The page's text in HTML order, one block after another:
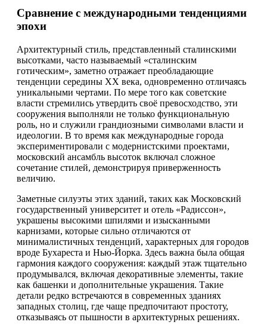
Сравнение с международными тенденциями
эпохи
Архитектурный стиль, представленный сталинскими
высотками, часто называемый «сталинским
готическим», заметно отражает преобладающие
тенденции середины XX века, одновременно отличаясь
уникальными чертами. По мере того как советские
власти стремились утвердить своё превосходство, эти
сооружения выполняли не только функциональную
роль, но и служили грандиозными символами власти и
идеологии. В то время как международные города
экспериментировали с модернистскими проектами,
московский ансамбль высоток включал сложное
сочетание стилей, демонстрируя приверженность
величию.
Заметные силуэты этих зданий, таких как Московский
государственный университет и отель «Радиссон»,
украшены высокими шпилями и изысканными
карнизами, которые сильно отличаются от
минималистичных тенденций, характерных для городов
вроде Бухареста и Нью-Йорка. Здесь важна была общая
гармония каждого сооружения: каждый этаж тщательно
продумывался, включая декоративные элементы, такие
как башенки и дополнительные украшения. Такие
детали редко встречаются в современных зданиях
западных столиц, где чаще предпочитают простоту,
отказываясь от пышности в архитектурных решениях.